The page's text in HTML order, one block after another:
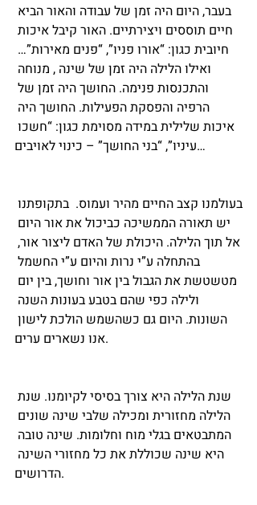
בעבר, היום היה זמן של עבודה והאור הביא
חיים תוססים ויצירתיים. האור קיבל איכות
חיובית כגון: “אורו פניו”, “פנים מאירות”…
ואילו הלילה היה זמן של שינה , מנוחה
והתכנסות פנימה. החושך היה זמן של
הרפיה והפסקת הפעילות. החושך היה
איכות שלילית במידה מסוימת כגון: “חשכו
עיניו”, “בני החושך” – כינוי לאויבים…
בעולמנו קצב החיים מהיר ועמוס.  בתקופתנו
יש תאורה הממשיכה כביכול את אור היום
אל תוך הלילה. היכולת של האדם ליצור אור,
בהתחלה ע”י נרות והיום ע”י החשמל
מטשטשת את הגבול בין אור וחושך, בין יום
ולילה כפי שהם בטבע בעונות השנה
השונות. היום גם כשהשמש הולכת לישון
אנו נשארים ערים.
שנת הלילה היא צורך בסיסי לקיומנו. שנת
הלילה מחזורית ומכילה שלבי שינה שונים
המתבטאים בגלי מוח וחלומות. שינה טובה
היא שינה שכוללת את כל מחזורי השינה
הדרושים.